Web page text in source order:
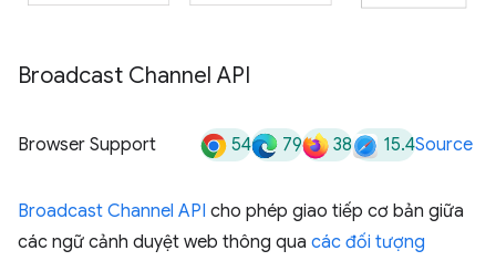
Broadcast Channel API
Browser Support 54 79 38 15.4Source
Broadcast Channel API cho phép giao tiếp cơ bản giữa
các ngữ cảnh duyệt web thông qua các đối tượng